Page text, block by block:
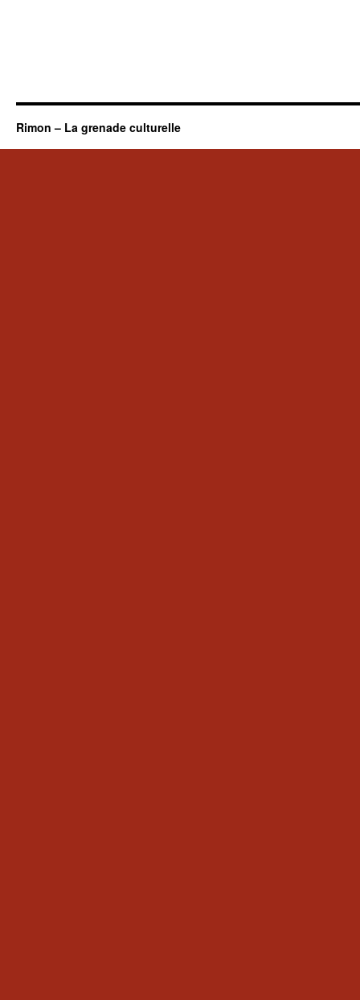
Rimon – La grenade culturelle